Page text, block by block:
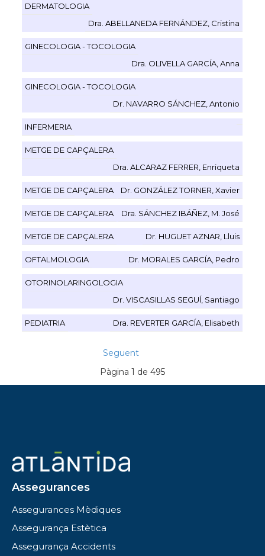
DERMATOLOGIA
Dra. ABELLANEDA FERNÁNDEZ, Cristina
GINECOLOGIA - TOCOLOGIA
Dra. OLIVELLA GARCÍA, Anna
GINECOLOGIA - TOCOLOGIA
Dr. NAVARRO SÁNCHEZ, Antonio
INFERMERIA
METGE DE CAPÇALERA
Dra. ALCARAZ FERRER, Enriqueta
METGE DE CAPÇALERA Dr. GONZÁLEZ TORNER, Xavier
METGE DE CAPÇALERA Dra. SÁNCHEZ IBÁÑEZ, M. José
METGE DE CAPÇALERA Dr. HUGUET AZNAR, Lluis
OFTALMOLOGIA Dr. MORALES GARCÍA, Pedro
OTORINOLARINGOLOGIA
Dr. VISCASILLAS SEGUÍ, Santiago
PEDIATRIA Dra. REVERTER GARCÍA, Elisabeth
Seguent
Pàgina 1 de 495
Assegurances
Assegurances Mèdiques
Assegurança Estètica
Assegurança Accidents